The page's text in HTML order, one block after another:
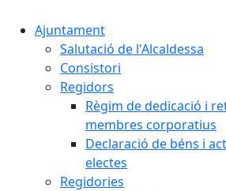
Ajuntament
Salutació de l'Alcaldessa
Consistori
Regidors
Règim de dedicació i
membres corporatius
Declaració de béns i
electes
Regidories